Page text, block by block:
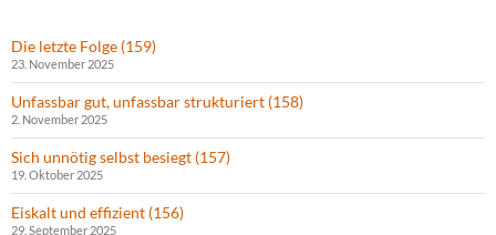
Die letzte Folge (159)
23. November 2025
Unfassbar gut, unfassbar strukturiert (158)
2. November 2025
Sich unnötig selbst besiegt (157)
19. Oktober 2025
Eiskalt und effizient (156)
29. September 2025